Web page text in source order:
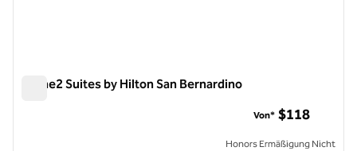
Home2 Suites by Hilton San Bernardino
Von* $118
Honors Ermäßigung Nicht